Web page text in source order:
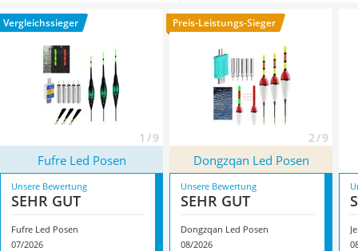
Wanderschuhe Herren
Sicherheitsweste Reiten
Überzeugt hat uns hier im August 2026 besonders das
ModellFufre Led Posen mit seinen Eigenschaften.
Vergleichssieger
1 / 9
Preis-Leistungs-Sieger
2 / 9
Fufre Led Posen Dongzqan Led Posen
Unsere Bewertung
SEHR GUT
Fufre Led Posen
07/2026
Unsere Bewertung
SEHR GUT
Dongzqan Led Posen
08/2026